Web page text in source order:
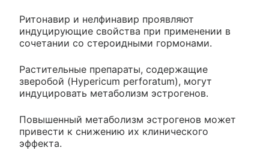
Ритонавир и нелфинавир проявляют
индуцирующие свойства при применении в
сочетании со стероидными гормонами.
Растительные препараты, содержащие
зверобой (Hypericum perforatum), могут
индуцировать метаболизм эстрогенов.
Повышенный метаболизм эстрогенов может
привести к снижению их клинического
эффекта.